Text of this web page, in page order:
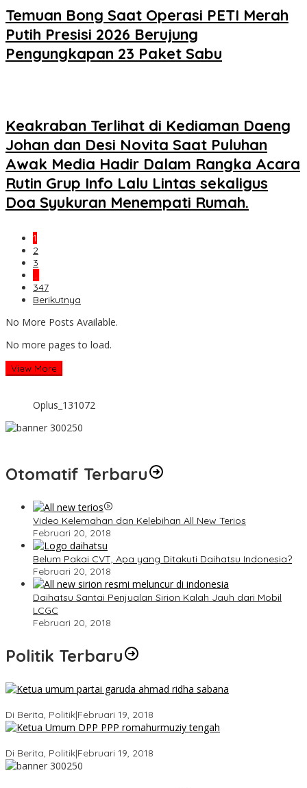
Temuan Bong Saat Operasi PETI Merah
Putih Presisi 2026 Berujung
Pengungkapan 23 Paket Sabu
Keakraban Terlihat di Kediaman Daeng
Johan dan Desi Novita Saat Puluhan
Awak Media Hadir Dalam Rangka Acara
Rutin Grup Info Lalu Lintas sekaligus
Doa Syukuran Menempati Rumah.
1
2
3
…
347
Berikutnya
No More Posts Available.
No more pages to load.
View More
Oplus_131072
Otomatif Terbaru
Video Kelemahan dan Kelebihan All New Terios
Februari 20, 2018
Belum Pakai CVT, Apa yang Ditakuti Daihatsu Indonesia?
Februari 20, 2018
Daihatsu Santai Penjualan Sirion Kalah Jauh dari Mobil
LCGC
Februari 20, 2018
Politik Terbaru
Di Berita, Politik|Februari 19, 2018
Di Berita, Politik|Februari 19, 2018